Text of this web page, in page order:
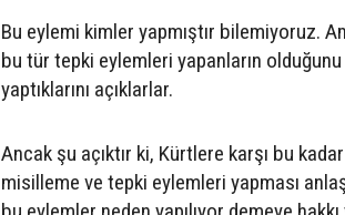
Bu eylemi kimler yapmıştır bilemiyoruz.
bu tür tepki eylemleri yapanların
yaptıklarını açıklarlar.
Ancak şu açıktır ki, Kürtlere karşı bu
misilleme ve tepki eylemleri yapması